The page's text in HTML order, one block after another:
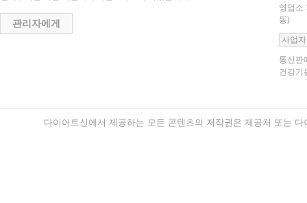
관리자에게
영업소
동)
사업
통신판
건강기
다이어트신에서 제공하는 모든 콘텐츠의 저작권은 제공처 또는